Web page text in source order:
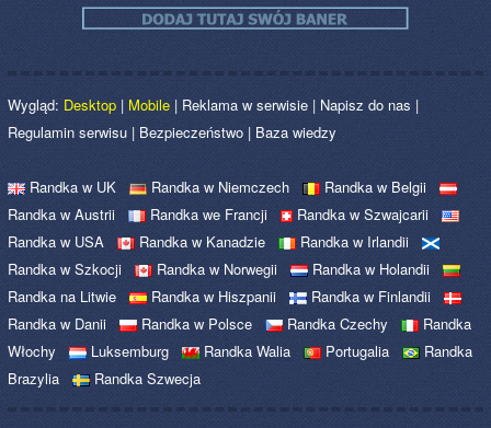
Wygląd: Desktop | Mobile | Reklama w serwisie | Napisz do nas |
Regulamin serwisu | Bezpieczeństwo | Baza wiedzy
Randka w UK Randka w Niemczech
Randka w Belgii
Randka w Austrii
Randka we Francji
Randka w Szwajcarii
Randka w USA
Randka w Kanadzie
Randka w Irlandii
Randka w Szkocji
Randka w Norwegii
Randka w Holandii
Randka na Litwie
Randka w Hiszpanii
Randka w Finlandii
Randka w Danii
Randka w Polsce Randka Czechy
Randka
Włochy
Luksemburg Randka Walia Portugalia
Randka
Brazylia
Randka Szwecja